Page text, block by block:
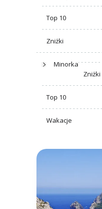
Top 10
Zniżki
Minorka
Zniżki
Top 10
Wakacje